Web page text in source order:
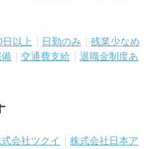
以上 日勤のみ
残業少なめ
交通費支給
退職金制度あ
会社ツクイ
株式会社日本ア